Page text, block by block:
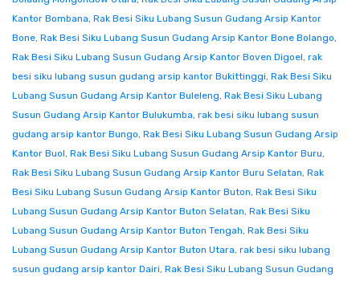
Kantor Bombana, Rak Besi Siku Lubang Susun Gudang Arsip Kantor
Bone, Rak Besi Siku Lubang Susun Gudang Arsip Kantor Bone Bolango,
Rak Besi Siku Lubang Susun Gudang Arsip Kantor Boven Digoel, rak
besi siku lubang susun gudang arsip kantor Bukittinggi, Rak Besi Siku
Lubang Susun Gudang Arsip Kantor Buleleng, Rak Besi Siku Lubang
Susun Gudang Arsip Kantor Bulukumba, rak besi siku lubang susun
gudang arsip kantor Bungo, Rak Besi Siku Lubang Susun Gudang Arsip
Kantor Buol, Rak Besi Siku Lubang Susun Gudang Arsip Kantor Buru,
Rak Besi Siku Lubang Susun Gudang Arsip Kantor Buru Selatan, Rak
Besi Siku Lubang Susun Gudang Arsip Kantor Buton, Rak Besi Siku
Lubang Susun Gudang Arsip Kantor Buton Selatan, Rak Besi Siku
Lubang Susun Gudang Arsip Kantor Buton Tengah, Rak Besi Siku
Lubang Susun Gudang Arsip Kantor Buton Utara, rak besi siku lubang
susun gudang arsip kantor Dairi, Rak Besi Siku Lubang Susun Gudang